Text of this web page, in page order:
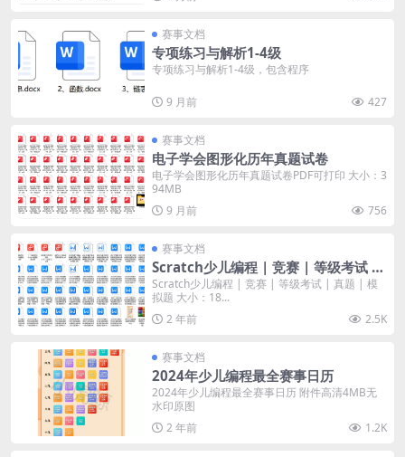
赛事文档
专项练习与解析1-4级
专项练习与解析1-4级，包含程序
9 月前 427
赛事文档
电子学会图形化历年真题试卷
电子学会图形化历年真题试卷PDF可打印 大小：3
94MB
9 月前
756
赛事文档
Scratch少儿编程 | 竞赛 | 等级考试 |
真题 | 模拟题
Scratch少儿编程 | 竞赛 | 等级考试 | 真题 | 模
拟题 大小：18...
2 年前
2.5K
赛事文档
2024年少儿编程最全赛事日历
2024年少儿编程最全赛事日历 附件高清4MB无
水印原图
2 年前
1.2K